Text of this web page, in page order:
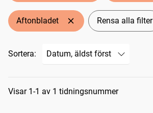
Aftonbladet Rensa alla filter
Sortera:
Sökresultat
Visar 1-1 av 1 tidningsnummer